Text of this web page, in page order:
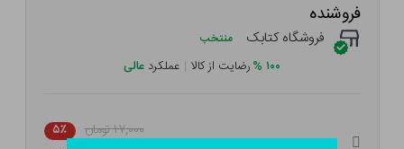
فروشنده
فروشگاه کتابک منتخب
۱۰۰ %رضایت از کالا | عملکرد عالی
۱۷,۰۰۰ تومان ۵٪